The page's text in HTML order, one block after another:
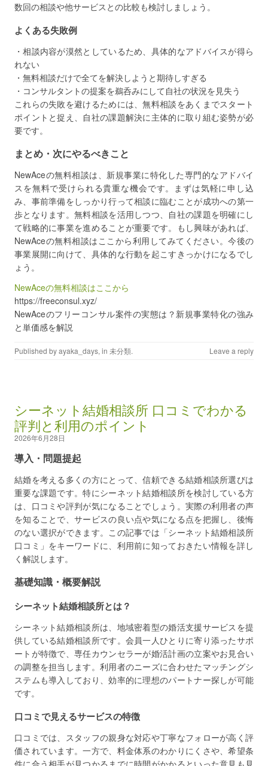
数回の相談や他サービスとの比較も検討しましょう。
よくある失敗例
・相談内容が漠然としているため、具体的なアドバイスが得ら
れない
・無料相談だけで全てを解決しようと期待しすぎる
・コンサルタントの提案を鵜呑みにして自社の状況を見失う
これらの失敗を避けるためには、無料相談をあくまでスタート
ポイントと捉え、自社の課題解決に主体的に取り組む姿勢が必
要です。
まとめ・次にやるべきこと
NewAceの無料相談は、新規事業に特化した専門的なアドバイ
スを無料で受けられる貴重な機会です。まずは気軽に申し込
み、事前準備をしっかり行って相談に臨むことが成功への第一
歩となります。無料相談を活用しつつ、自社の課題を明確にし
て戦略的に事業を進めることが重要です。もし興味があれば、
NewAceの無料相談はここから利用してみてください。今後の
事業展開に向けて、具体的な行動を起こすきっかけになるでし
ょう。
NewAceの無料相談はここから
https://freeconsul.xyz/
NewAceのフリーコンサル案件の実態は？新規事業特化の強み
と単価感を解説
Published byayaka_days, in 未分類. Leave a reply
シーネット結婚相談所 口コミでわかる
評判と利用のポイント
2026年6月28日
導入・問題提起
結婚を考える多くの方にとって、信頼できる結婚相談所選びは
重要な課題です。特にシーネット結婚相談所を検討している方
は、口コミや評判が気になることでしょう。実際の利用者の声
を知ることで、サービスの良い点や気になる点を把握し、後悔
のない選択ができます。この記事では「シーネット結婚相談所
口コミ」をキーワードに、利用前に知っておきたい情報を詳し
く解説します。
基礎知識・概要解説
シーネット結婚相談所とは？
シーネット結婚相談所は、地域密着型の婚活支援サービスを提
供している結婚相談所です。会員一人ひとりに寄り添ったサポ
ートが特徴で、専任カウンセラーが婚活計画の立案やお見合い
の調整を担当します。利用者のニーズに合わせたマッチングシ
ステムも導入しており、効率的に理想のパートナー探しが可能
です。
口コミで見えるサービスの特徴
口コミでは、スタッフの親身な対応や丁寧なフォローが高く評
価されています。一方で、料金体系のわかりにくさや、希望条
件に合う相手が見つかるまでに時間がかかるといった意見も見